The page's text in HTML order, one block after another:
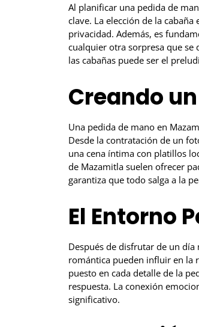
Al planificar una pedida de
clave. La elección de la
privacidad. Además, es
cualquier otra sorpresa que se
las cabañas puede ser el
Creando
Una pedida de mano en
Desde la contratación de un
una cena íntima con platillos
de Mazamitla suelen ofrecer
garantiza que todo salga a la
El Entorno
Después de disfrutar de un
romántica pueden influir en la
puesto en cada detalle de la
respuesta. La conexión
significativo.